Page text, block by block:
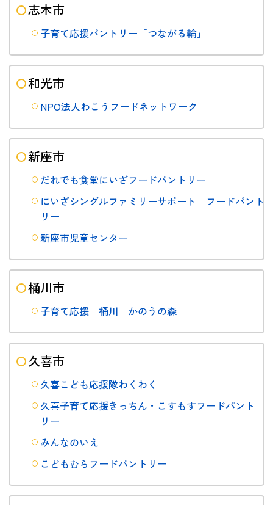
志木市
子育て応援パントリー「つながる輪」
和光市
NPO法人わこうフードネットワーク
新座市
だれでも食堂にいざフードパントリー
にいざシングルファミリーサポート フードパント
リー
新座市児童センター
桶川市
子育て応援 桶川 かのうの森
久喜市
久喜こども応援隊わくわく
久喜子育て応援きっちん・こすもすフードパント
リー
みんなのいえ
こどもむらフードパントリー